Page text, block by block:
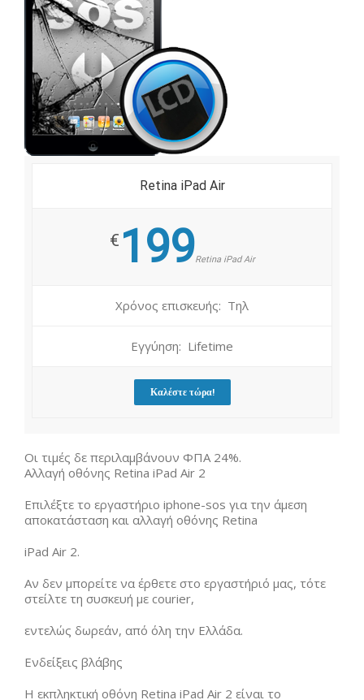
Retina iPad Air
€ 199Retina iPad Air
Χρόνος επισκευής: Τηλ
Εγγύηση: Lifetime
Καλέστε τώρα!
Οι τιμές δε περιλαμβάνουν ΦΠΑ 24%.
Αλλαγή οθόνης Retina iPad Air 2
Επιλέξτε το εργαστήριο iphone-sos για την άμεση
αποκατάσταση και αλλαγή οθόνης Retina
iPad Air 2.
Αν δεν μπορείτε να έρθετε στο εργαστήριό μας, τότε
στείλτε τη συσκευή με courier,
εντελώς δωρεάν, από όλη την Ελλάδα.
Ενδείξεις βλάβης
Η εκπληκτική οθόνη Retina iPad Air 2 είναι το